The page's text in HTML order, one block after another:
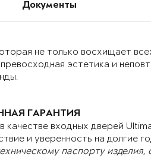
Документы
не только восхищает
эстетика и
ГАРАНТИЯ
качестве входных дверей
и уверенность на долгие
паспорту